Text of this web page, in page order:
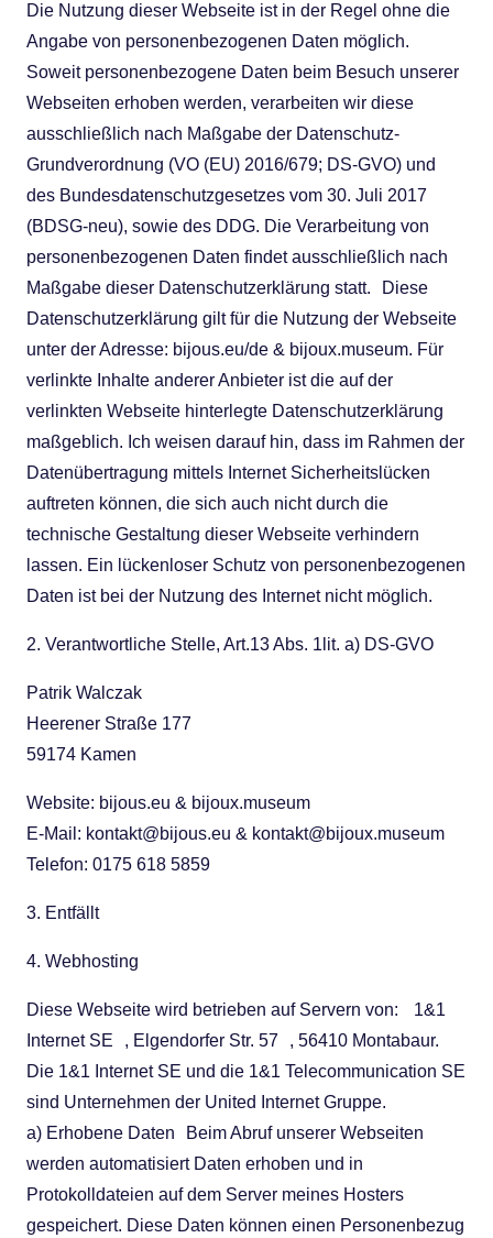
Die Nutzung dieser Webseite ist in der Regel ohne die
Angabe von personenbezogenen Daten möglich.
Soweit personenbezogene Daten beim Besuch unserer
Webseiten erhoben werden, verarbeiten wir diese
ausschließlich nach Maßgabe der Datenschutz-
Grundverordnung (VO (EU) 2016/679; DS-GVO) und
des Bundesdatenschutzgesetzes vom 30. Juli 2017
(BDSG-neu), sowie des DDG. Die Verarbeitung von
personenbezogenen Daten findet ausschließlich nach
Maßgabe dieser Datenschutzerklärung statt. Diese
Datenschutzerklärung gilt für die Nutzung der Webseite
unter der Adresse: bijous.eu/de & bijoux.museum. Für
verlinkte Inhalte anderer Anbieter ist die auf der
verlinkten Webseite hinterlegte Datenschutzerklärung
maßgeblich. Ich weisen darauf hin, dass im Rahmen der
Datenübertragung mittels Internet Sicherheitslücken
auftreten können, die sich auch nicht durch die
technische Gestaltung dieser Webseite verhindern
lassen. Ein lückenloser Schutz von personenbezogenen
Daten ist bei der Nutzung des Internet nicht möglich.
2. Verantwortliche Stelle, Art.13 Abs. 1lit. a) DS-GVO
Patrik Walczak
Heerener Straße 177
59174 Kamen
Website: bijous.eu & bijoux.museum
E-Mail: kontakt@bijous.eu & kontakt@bijoux.museum
Telefon: 0175 618 5859
3. Entfällt
4. Webhosting
Diese Webseite wird betrieben auf Servern von: 1&1
Internet SE , Elgendorfer Str. 57 , 56410 Montabaur.
Die 1&1 Internet SE und die 1&1 Telecommunication SE
sind Unternehmen der United Internet Gruppe.
a) Erhobene Daten Beim Abruf unserer Webseiten
werden automatisiert Daten erhoben und in
Protokolldateien auf dem Server meines Hosters
gespeichert. Diese Daten können einen Personenbezug